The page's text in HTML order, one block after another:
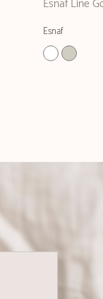
Esnaf Line
Esnaf